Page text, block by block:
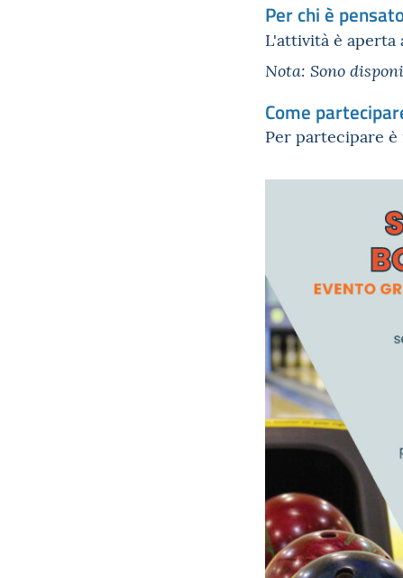
Per chi è
L'attività è aperta
Nota: Sono
Come
Per partecipare